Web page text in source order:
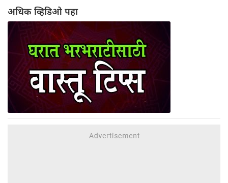
स्वच्छ न करता थेट पूजेला ठेवू नयेत. तसेच पूजा
स्थान आणि घर अस्वच्छ ठेवू नये.
अधिक व्हिडिओ पहा